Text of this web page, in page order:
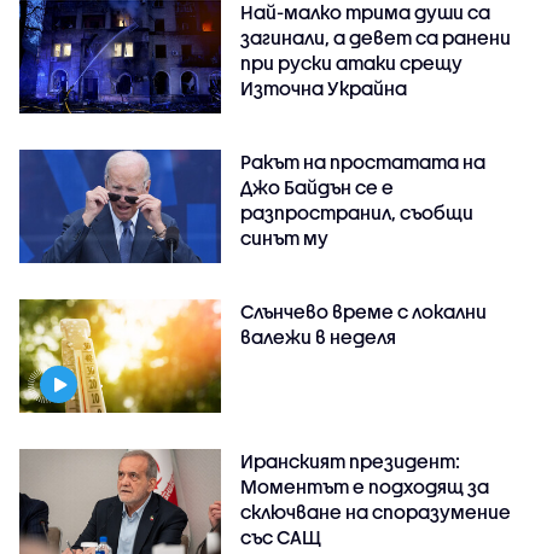
Най-малко трима души са
загинали, а девет са ранени
при руски атаки срещу
Източна Украйна
Ракът на простатата на
Джо Байдън се е
разпространил, съобщи
синът му
Слънчево време с локални
валежи в неделя
Иранският президент:
Моментът е подходящ за
сключване на споразумение
със САЩ